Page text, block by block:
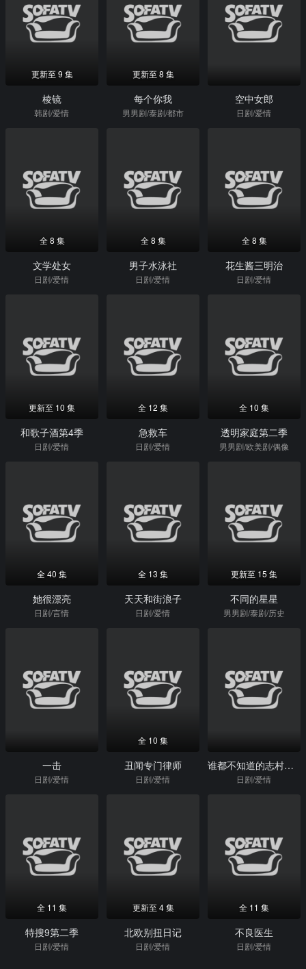
更新至 9 集
棱镜
韩剧/爱情
更新至 8 集
每个你我
男男剧/泰剧/都市
空中女郎
日剧/爱情
全 8 集
文学处女
日剧/爱情
全 8 集
男子水泳社
日剧/爱情
全 8 集
花生酱三明治
日剧/爱情
更新至 10 集
和歌子酒第4季
日剧/爱情
全 12 集
急救车
日剧/爱情
全 10 集
透明家庭第二季
男男剧/欧美剧/偶像
全 40 集
她很漂亮
日剧/言情
全 13 集
天天和街浪子
日剧/爱情
更新至 15 集
不同的星星
男男剧/泰剧/历史
一击
日剧/爱情
全 10 集
丑闻专门律师
日剧/爱情
谁都不知道的志村健～留下的最后讯息
日剧/爱情
全 11 集
特搜9第二季
日剧/爱情
更新至 4 集
北欧别扭日记
日剧/爱情
全 11 集
不良医生
日剧/爱情